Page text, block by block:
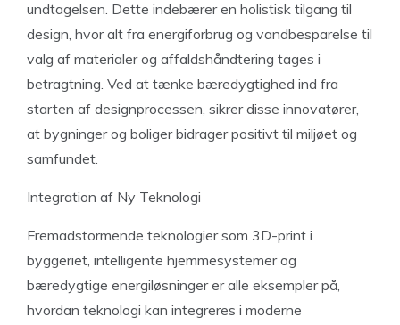
undtagelsen. Dette indebærer en holistisk tilgang til
design, hvor alt fra energiforbrug og vandbesparelse til
valg af materialer og affaldshåndtering tages i
betragtning. Ved at tænke bæredygtighed ind fra
starten af designprocessen, sikrer disse innovatører,
at bygninger og boliger bidrager positivt til miljøet og
samfundet.
Integration af Ny Teknologi
Fremadstormende teknologier som 3D-print i
byggeriet, intelligente hjemmesystemer og
bæredygtige energiløsninger er alle eksempler på,
hvordan teknologi kan integreres i moderne